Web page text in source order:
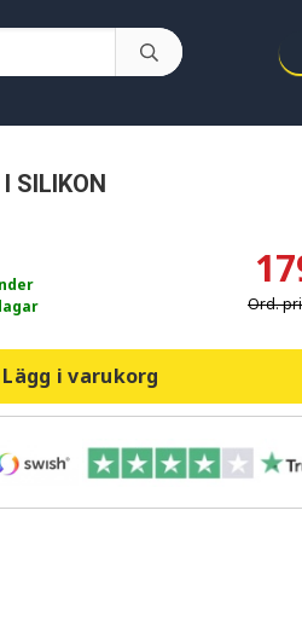
SILIKON
Ord.
Lägg i varukorg